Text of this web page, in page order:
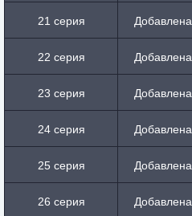
21 серия Добавлена
22 серия Добавлена
23 серия Добавлена
24 серия Добавлена
25 серия Добавлена
26 серия Добавлена